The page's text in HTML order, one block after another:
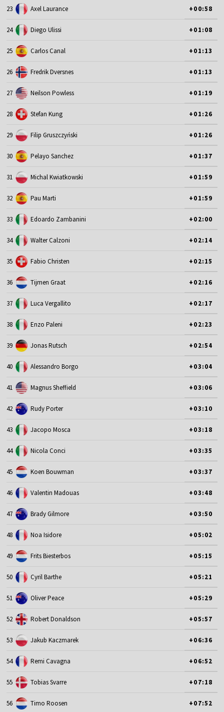
23 Axel Laurance +00:58
24 Diego Ulissi +01:08
25 Carlos Canal +01:13
26 Fredrik Dversnes +01:13
27 Neilson Powless +01:19
28 Stefan Kung +01:26
29 Filip Gruszczyński +01:26
30 Pelayo Sanchez +01:37
31 Michal Kwiatkowski +01:59
32 Pau Marti +01:59
33 Edoardo Zambanini +02:00
34 Walter Calzoni +02:14
35 Fabio Christen +02:15
36 Tijmen Graat +02:16
37 Luca Vergallito +02:17
38 Enzo Paleni +02:23
39 Jonas Rutsch +02:54
40 Alessandro Borgo +03:04
41 Magnus Sheffield +03:06
42 Rudy Porter +03:10
43 Jacopo Mosca +03:18
44 Nicola Conci +03:35
45 Koen Bouwman +03:37
46 Valentin Madouas +03:48
47 Brady Gilmore +03:50
48 Noa Isidore +05:02
49 Frits Biesterbos +05:15
50 Cyril Barthe +05:21
51 Oliver Peace +05:29
52 Robert Donaldson +05:57
53 Jakub Kaczmarek +06:36
54 Remi Cavagna +06:52
55 Tobias Svarre +07:18
56 Timo Roosen +07:52